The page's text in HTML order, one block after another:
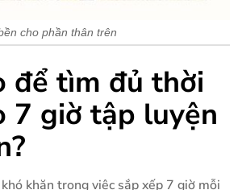
cho phần thân trên
để tìm đủ thời
7 giờ tập luyện
khăn trong việc sắp xếp 7 giờ mỗi